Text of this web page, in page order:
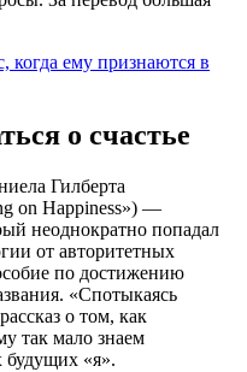
когда ему признаются в
о счастье
Гилберта
on Happiness») —
неоднократно попадал
от авторитетных
по достижению
«Спотыкаясь
о том, как
так мало знаем
будущих «я».